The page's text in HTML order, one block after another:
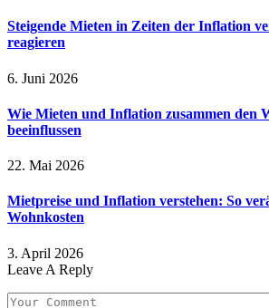
Steigende Mieten in Zeiten der Inflation
reagieren
6. Juni 2026
Wie Mieten und Inflation zusammen den
beeinflussen
22. Mai 2026
Mietpreise und Inflation verstehen: So
Wohnkosten
3. April 2026
Leave A Reply